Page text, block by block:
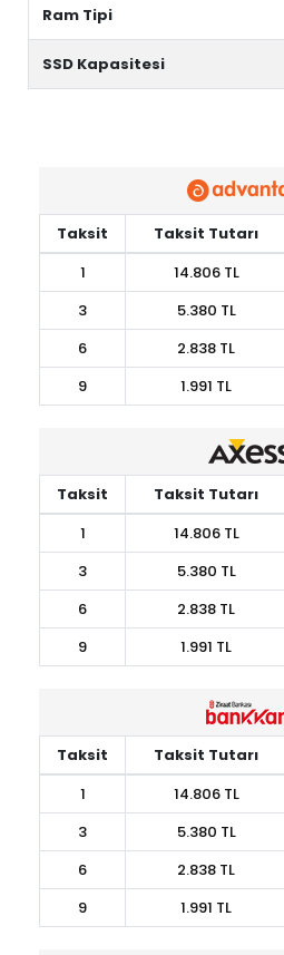
Ram Tipi
SSD Kapasitesi
Taksit Taksit Tutarı
1
14.806 TL
3
5.380 TL
6
2.838 TL
9
1.991 TL
Taksit Taksit Tutarı
1
14.806 TL
3
5.380 TL
6
2.838 TL
9
1.991 TL
Taksit Taksit Tutarı
1
14.806 TL
3
5.380 TL
6
2.838 TL
9
1.991 TL